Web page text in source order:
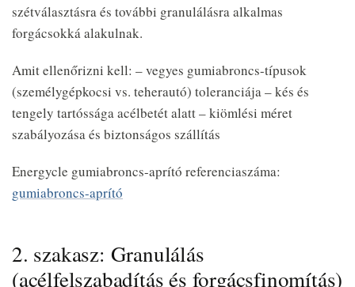
szétválasztásra és további granulálásra alkalmas
forgácsokká alakulnak.
Amit ellenőrizni kell: – vegyes gumiabroncs-típusok
(személygépkocsi vs. teherautó) toleranciája – kés és
tengely tartóssága acélbetét alatt – kiömlési méret
szabályozása és biztonságos szállítás
Energycle gumiabroncs-aprító referenciaszáma:
gumiabroncs-aprító
2. szakasz: Granulálás
(acélfelszabadítás és forgácsfinomítás)